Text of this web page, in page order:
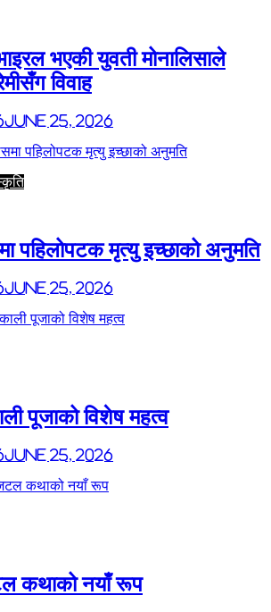
भएकी युवती मोनालिसाले
विवाह
June 25, 2026
पहिलोपटक मृत्यु इच्छाको अनुमति
June 25, 2026
पूजाको विशेष महत्व
June 25, 2026
कथाको नयाँ रूप